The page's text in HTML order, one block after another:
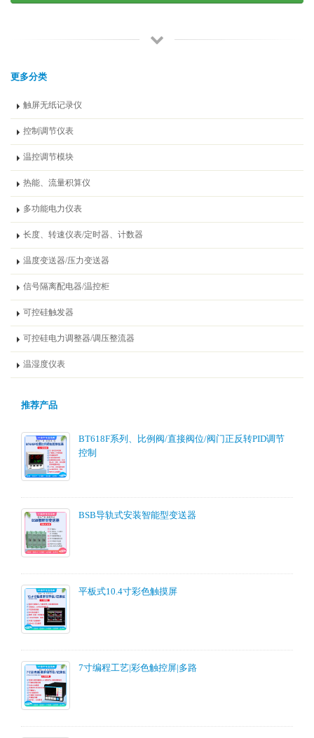
更多分类
触屏无纸记录仪
控制调节仪表
温控调节模块
热能、流量积算仪
多功能电力仪表
长度、转速仪表/定时器、计数器
温度变送器/压力变送器
信号隔离配电器/温控柜
可控硅触发器
可控硅电力调整器/调压整流器
温湿度仪表
推荐产品
BT618F系列、比例阀/直接阀位/阀门正反转PID调节
控制
BSB导轨式安装智能型变送器
平板式10.4寸彩色触摸屏
7寸编程工艺|彩色触控屏|多路